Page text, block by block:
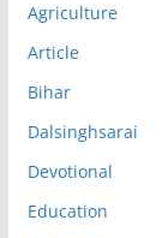
Agriculture
Article
Bihar
Dalsinghsarai
Devotional
Education